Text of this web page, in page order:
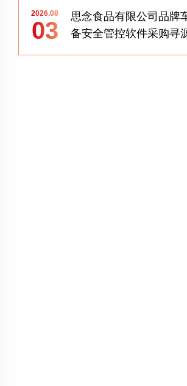
2026.08
03
思念食品有限公司品牌
备安全管控软件采购寻